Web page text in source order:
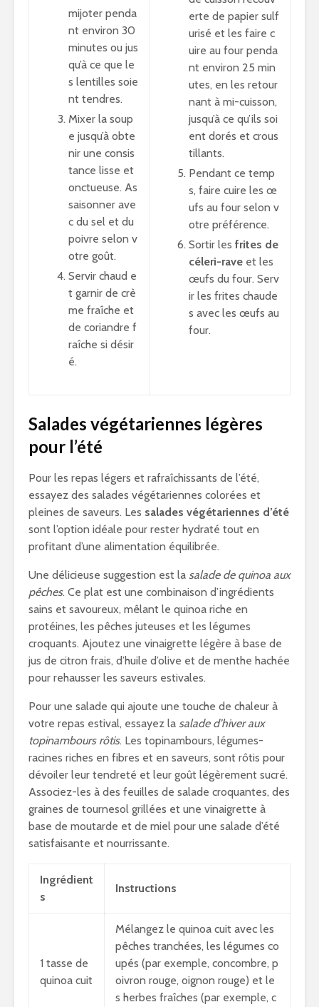
mijoter penda
nt environ 30
minutes ou jus
qu’à ce que le
s lentilles soie
nt tendres.
Mixer la soup
e jusqu’à obte
nir une consis
tance lisse et
onctueuse. As
saisonner ave
c du sel et du
poivre selon v
otre goût.
Servir chaud e
t garnir de crè
me fraîche et
de coriandre f
raîche si désir
é.
erte de papier sulf
urisé et les faire c
uire au four penda
nt environ 25 min
utes, en les retour
nant à mi-cuisson,
jusqu’à ce qu’ils soi
ent dorés et crous
tillants.
Pendant ce temp
s, faire cuire les œ
ufs au four selon v
otre préférence.
Sortir les frites de
céleri-rave et les
œufs du four. Serv
ir les frites chaude
s avec les œufs au
four.
Salades végétariennes légères
pour l’été
Pour les repas légers et rafraîchissants de l’été,
essayez des salades végétariennes colorées et
pleines de saveurs. Les salades végétariennes d’été
sont l’option idéale pour rester hydraté tout en
profitant d’une alimentation équilibrée.
Une délicieuse suggestion est la salade de quinoa aux
pêches. Ce plat est une combinaison d’ingrédients
sains et savoureux, mêlant le quinoa riche en
protéines, les pêches juteuses et les légumes
croquants. Ajoutez une vinaigrette légère à base de
jus de citron frais, d’huile d’olive et de menthe hachée
pour rehausser les saveurs estivales.
Pour une salade qui ajoute une touche de chaleur à
votre repas estival, essayez la salade d’hiver aux
topinambours rôtis. Les topinambours, légumes-
racines riches en fibres et en saveurs, sont rôtis pour
dévoiler leur tendreté et leur goût légèrement sucré.
Associez-les à des feuilles de salade croquantes, des
graines de tournesol grillées et une vinaigrette à
base de moutarde et de miel pour une salade d’été
satisfaisante et nourrissante.
Ingrédient
s
Instructions
1 tasse de
quinoa cuit
Mélangez le quinoa cuit avec les
pêches tranchées, les légumes co
upés (par exemple, concombre, p
oivron rouge, oignon rouge) et le
s herbes fraîches (par exemple, c